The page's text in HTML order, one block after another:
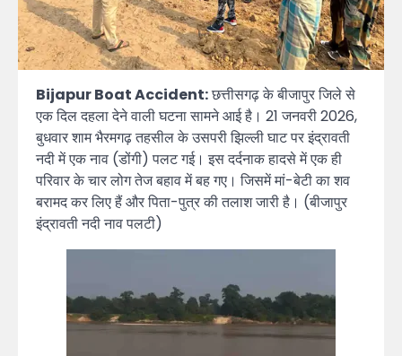
Bijapur Boat Accident:छत्तीसगढ़ के बीजापुर जिले से
एक दिल दहला देने वाली घटना सामने आई है। 21 जनवरी 2026,
बुधवार शाम भैरमगढ़ तहसील के उसपरी झिल्ली घाट पर इंद्रावती
नदी में एक नाव (डोंगी) पलट गई। इस दर्दनाक हादसे में एक ही
परिवार के चार लोग तेज बहाव में बह गए। जिसमें मां-बेटी का शव
बरामद कर लिए हैं और पिता-पुत्र की तलाश जारी है। (बीजापुर
इंद्रावती नदी नाव पलटी)